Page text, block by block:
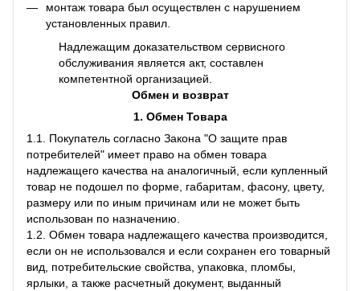
монтаж товара был осуществлен с нарушением
установленных правил.
Надлежащим доказательством сервисного
обслуживания является акт, составлен
компетентной организацией.
Обмен и возврат
1. Обмен Товара
1.1. Покупатель согласно Закона "О защите прав
потребителей" имеет право на обмен товара
надлежащего качества на аналогичный, если купленный
товар не подошел по форме, габаритам, фасону, цвету,
размеру или по иным причинам или не может быть
использован по назначению.
1.2. Обмен товара надлежащего качества производится,
если он не использовался и если сохранен его товарный
вид, потребительские свойства, упаковка, пломбы,
ярлыки, а также расчетный документ, выданный